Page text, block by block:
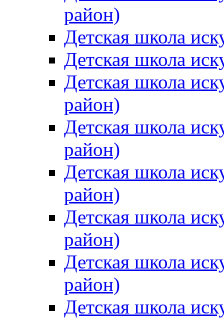
район)
Детская школа
Детская школа
Детская школа
район)
Детская школа
район)
Детская школа
район)
Детская школа
район)
Детская школа
район)
Детская школа